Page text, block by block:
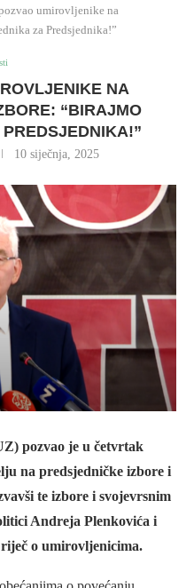
umirovljenike na
za Predsjednika!”
NA
“BIRAJMO
10 siječnja, 2025
pozvao je u četvrtak
na predsjedničke izbore i
te izbore i svojevrsnim
Andreja Plenkovića i
o umirovljenicima.